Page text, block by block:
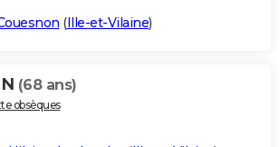
(Ille-et-Vilaine)
(68 ans)
obsèques